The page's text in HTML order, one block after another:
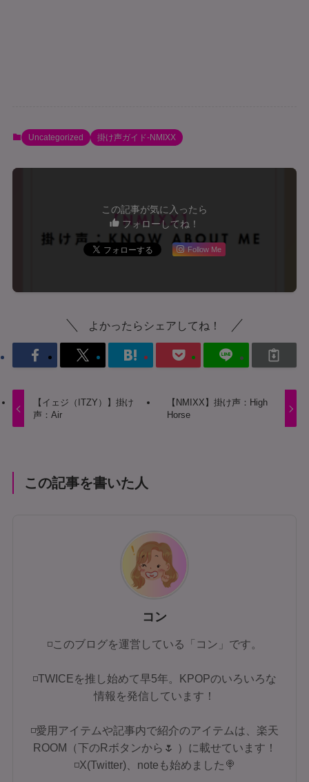
Uncategorized 掛け声ガイド-NMIXX
この記事が気に入ったら
フォローしてね！
Follow Me
よかったらシェアしてね！
【イェジ（ITZY）】掛け
声：Air
【NMIXX】掛け声：High
Horse
この記事を書いた人
コン
◽このブログを運営している「コン」です。
◽TWICEを推し始めて早5年。KPOPのいろいろな
情報を発信しています！
◽愛用アイテムや記事内で紹介のアイテムは、楽天
ROOM（下のRボタンから🌷 ）に載せています！
◽X(Twitter)、noteも始めました🍭